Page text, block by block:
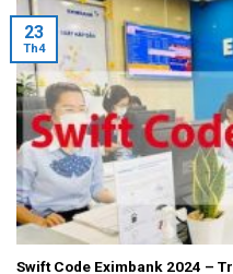
Swift Code Eximbank 2024 –
23
Th4